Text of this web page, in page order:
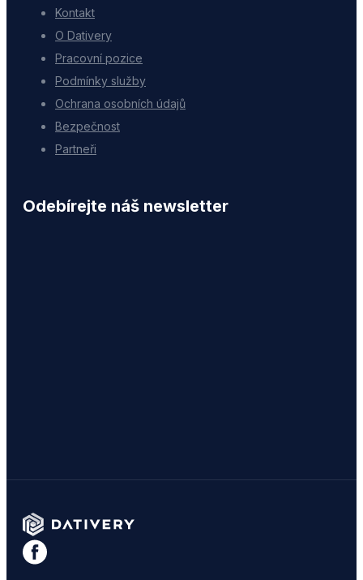
Kontakt
O Dativery
Pracovní pozice
Podmínky služby
Ochrana osobních údajů
Bezpečnost
Partneři
Odebírejte náš newsletter